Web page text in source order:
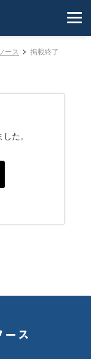
ース 掲載終了
た。